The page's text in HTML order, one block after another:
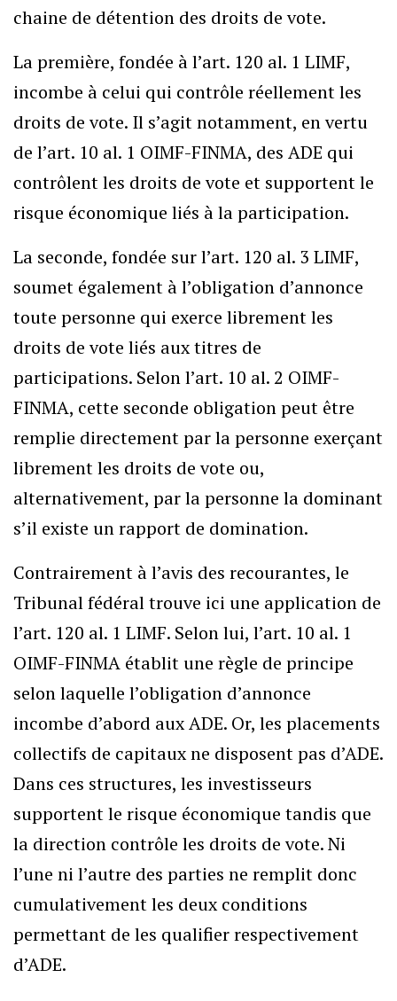
chaine de détention des droits de vote.
La première, fondée à l’art. 120 al. 1 LIMF,
incombe à celui qui contrôle réellement les
droits de vote. Il s’agit notamment, en vertu
de l’art. 10 al. 1 OIMF-FINMA, des ADE qui
contrôlent les droits de vote et supportent le
risque économique liés à la participation.
La seconde, fondée sur l’art. 120 al. 3 LIMF,
soumet également à l’obligation d’annonce
toute personne qui exerce librement les
droits de vote liés aux titres de
participations. Selon l’art. 10 al. 2 OIMF-
FINMA, cette seconde obligation peut être
remplie directement par la personne exerçant
librement les droits de vote ou,
alternativement, par la personne la dominant
s’il existe un rapport de domination.
Contrairement à l’avis des recourantes, le
Tribunal fédéral trouve ici une application de
l’art. 120 al. 1 LIMF. Selon lui, l’art. 10 al. 1
OIMF-FINMA établit une règle de principe
selon laquelle l’obligation d’annonce
incombe d’abord aux ADE. Or, les placements
collectifs de capitaux ne disposent pas d’ADE.
Dans ces structures, les investisseurs
supportent le risque économique tandis que
la direction contrôle les droits de vote. Ni
l’une ni l’autre des parties ne remplit donc
cumulativement les deux conditions
permettant de les qualifier respectivement
d’ADE.